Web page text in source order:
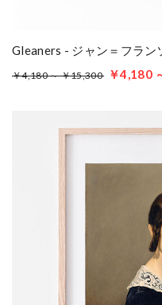
Gleaners - ジャン＝フラン
￥4,180 ～ ￥15,300 ￥4,180